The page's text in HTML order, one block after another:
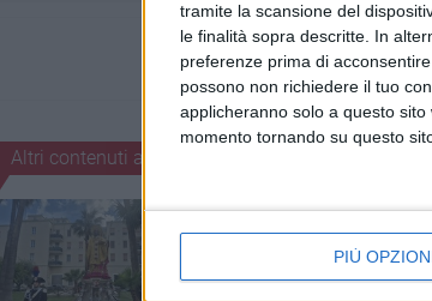
tramite la scansione del
le finalità sopra descritte. In
preferenze prima di
possono non richiedere il tuo
applicheranno solo a questo
momento tornando su questo
PIÙ
Altri contenuti a tema